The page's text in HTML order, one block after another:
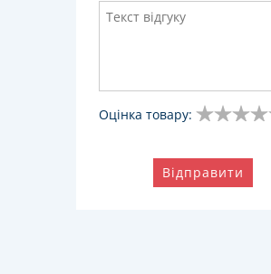
Оцінка товару:
Відправити